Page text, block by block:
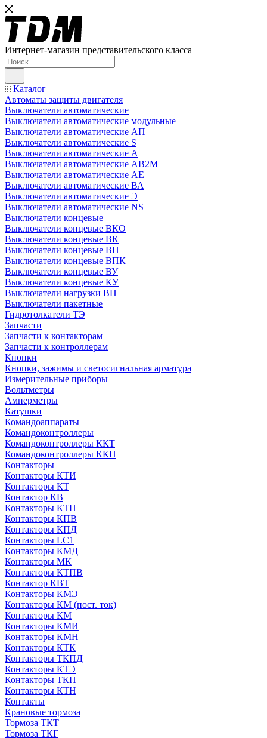
Интернет-магазин представительского класса
Каталог
Автоматы защиты двигателя
Выключатели автоматические
Выключатели автоматические модульные
Выключатели автоматические АП
Выключатели автоматические S
Выключатели автоматические А
Выключатели автоматические АВ2М
Выключатели автоматические АЕ
Выключатели автоматические ВА
Выключатели автоматические Э
Выключатели автоматические NS
Выключатели концевые
Выключатели концевые ВКО
Выключатели концевые ВК
Выключатели концевые ВП
Выключатели концевые ВПК
Выключатели концевые ВУ
Выключатели концевые КУ
Выключатели нагрузки ВН
Выключатели пакетные
Гидротолкатели ТЭ
Запчасти
Запчасти к контакторам
Запчасти к контроллерам
Кнопки
Кнопки, зажимы и светосигнальная арматура
Измерительные приборы
Вольтметры
Амперметры
Катушки
Командоаппараты
Командоконтроллеры
Командоконтроллеры ККТ
Командоконтроллеры ККП
Контакторы
Контакторы КТИ
Контакторы КТ
Контактор КВ
Контакторы КТП
Контакторы КПВ
Контакторы КПД
Контакторы LC1
Контакторы КМД
Контакторы МК
Контакторы КТПВ
Контактор КВТ
Контакторы КМЭ
Контакторы КМ (пост. ток)
Контакторы КМ
Контакторы КМИ
Контакторы КМН
Контакторы КТК
Контакторы ТКПД
Контакторы КТЭ
Контакторы ТКП
Контакторы КТН
Контакты
Крановые тормоза
Тормоза ТКТ
Тормоза ТКГ